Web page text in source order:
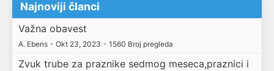
Najnoviji članci
Važna obavest
A. Ebens • Okt 23, 2023 • 1560 Broj pregleda
Zvuk trube za praznike sedmog meseca,praznici i